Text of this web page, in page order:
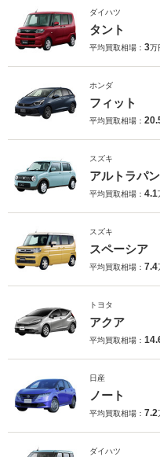
ダイハツ
タント
平均買取相場： 3万
ホンダ
フィット
平均買取相場：
スズキ
アルトラパン
平均買取相場： 4.1
スズキ
スペーシア
平均買取相場： 7.4
トヨタ
アクア
平均買取相場：
日産
ノート
平均買取相場： 7.2
ダイハツ